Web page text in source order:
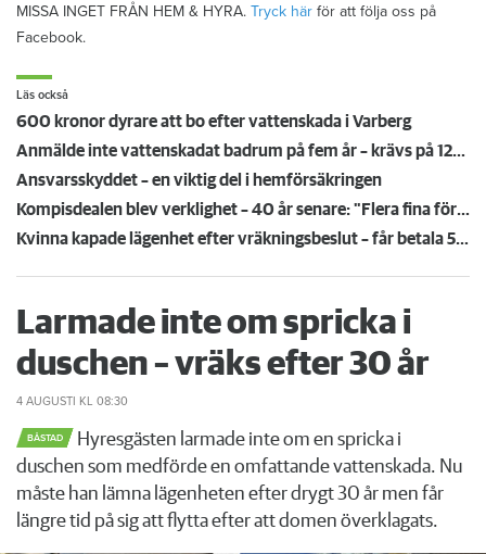
MISSA INGET FRÅN HEM & HYRA. Tryck här för att följa oss på
Facebook.
Läs också
600 kronor dyrare att bo efter vattenskada i Varberg
Anmälde inte vattenskadat badrum på fem år – krävs på 125 000 kronor
Ansvarsskyddet – en viktig del i hemförsäkringen
Kompisdealen blev verklighet – 40 år senare: "Flera fina fördelar med att dela bostad"
Kvinna kapade lägenhet efter vräkningsbeslut – får betala 50 000
Larmade inte om spricka i
duschen – vräks efter 30 år
4 AUGUSTI KL 08:30
BÅSTAD
Hyresgästen larmade inte om en spricka i
duschen som medförde en omfattande vattenskada. Nu
måste han lämna lägenheten efter drygt 30 år men får
längre tid på sig att flytta efter att domen överklagats.